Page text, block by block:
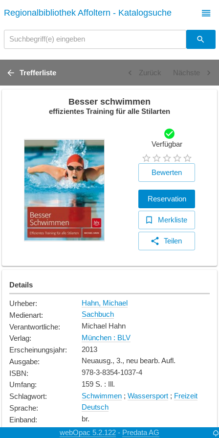
Regionalbibliothek Affoltern - Katalogsuche
Suchbegriff(e) eingeben
Trefferliste Zurück Nächste
Besser schwimmen
effizientes Training für alle Stilarten
Verfügbar
Bewerten
Reservation
Merkliste
Teilen
Details
Urheber:
Hahn, Michael
Medienart:
Sachbuch
Verantwortliche:
Michael Hahn
Verlag:
München : BLV
Erscheinungsjahr:
2013
Ausgabe:
Neuausg., 3., neu bearb. Aufl.
ISBN:
978-3-8354-1037-4
Umfang:
159 S. : Ill.
Schlagwort: Schwimmen; Wassersport; Freizeit
Sprache:
Deutsch
Einband:
br.
Erwachsene
webOpac 5.2.122 - Predata AG